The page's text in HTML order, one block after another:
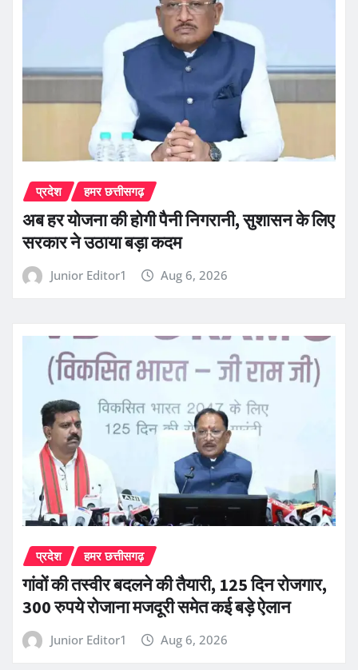
प्रदेश हमर छत्तीसगढ़
अब हर योजना की होगी पैनी निगरानी, सुशासन के लिए
सरकार ने उठाया बड़ा कदम
Junior Editor1 Aug 6, 2026
प्रदेश हमर छत्तीसगढ़
गांवों की तस्वीर बदलने की तैयारी, 125 दिन रोजगार,
300 रुपये रोजाना मजदूरी समेत कई बड़े ऐलान
Junior Editor1 Aug 6, 2026